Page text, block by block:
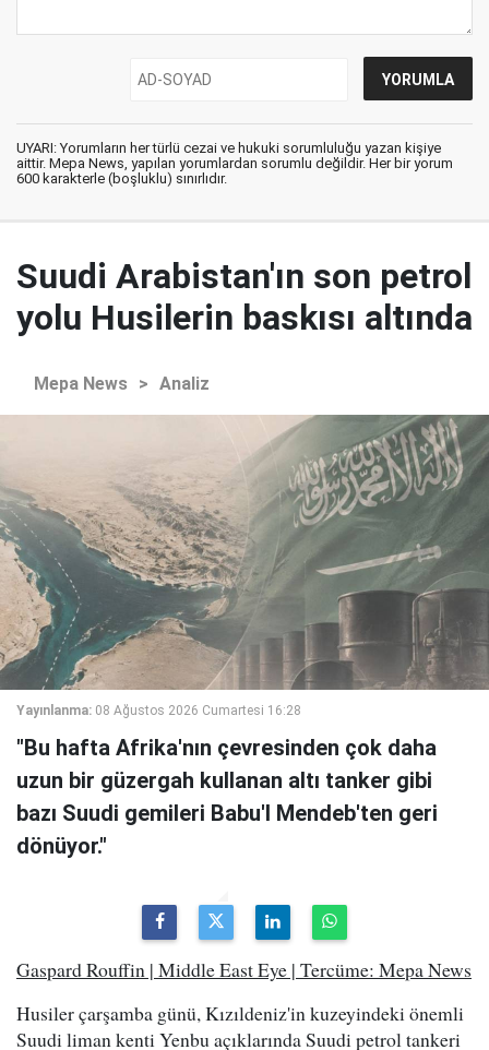
UYARI: Yorumların her türlü cezai ve hukuki sorumluluğu yazan kişiye
aittir. Mepa News, yapılan yorumlardan sorumlu değildir. Her bir yorum
600 karakterle (boşluklu) sınırlıdır.
Suudi Arabistan'ın son petrol
yolu Husilerin baskısı altında
Mepa News > Analiz
Yayınlanma: 08 Ağustos 2026 Cumartesi 16:28
"Bu hafta Afrika'nın çevresinden çok daha
uzun bir güzergah kullanan altı tanker gibi
bazı Suudi gemileri Babu'l Mendeb'ten geri
dönüyor."
Gaspard Rouffin | Middle East Eye | Tercüme: Mepa News
Husiler çarşamba günü, Kızıldeniz'in kuzeyindeki önemli
Suudi liman kenti Yenbu açıklarında Suudi petrol tankeri